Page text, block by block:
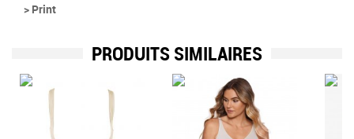
> Print
PRODUITS SIMILAIRES